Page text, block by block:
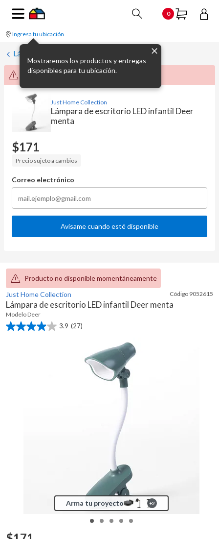
0
Ingresa tu ubicación
Mostraremos los productos y entregas
disponibles para tu ubicación.
Lámparas de mesa y escritorio
Producto no disponible momentáneamente
Just Home Collection
Lámpara de escritorio LED infantil Deer
menta
$171
Precio sujeto a cambios
Correo electrónico
Avísame cuando esté disponible
Producto no disponible momentáneamente
Just Home Collection
Código 9052615
Lámpara de escritorio LED infantil Deer menta
ModeloDeer
3.9 (27)
3.9
Arma tu proyecto +2